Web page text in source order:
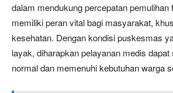
dalam mendukung percepatan
memiliki peran vital bagi masyarakat,
kesehatan. Dengan kondisi puskesmas
layak, diharapkan pelayanan medis dapat
normal dan memenuhi kebutuhan warga